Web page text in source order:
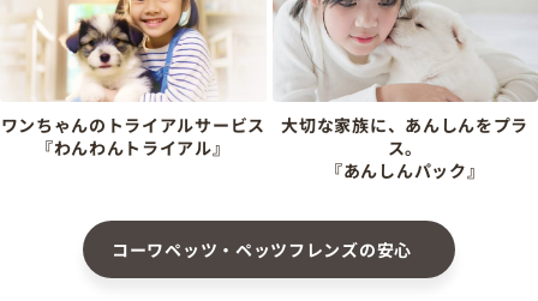
ワンちゃんのトライアルサービス
『わんわんトライアル』
大切な家族に、あんしんをプラ
ス。
『あんしんパック』
コーワペッツ・ペッツフレンズの安心